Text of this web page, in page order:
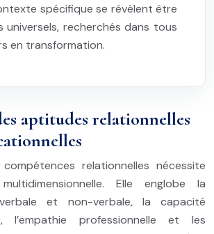
spécifique se révèlent être
recherchés dans tous
en transformation.
aptitudes relationnelles
compétences relationnelles nécessite
Elle englobe la
et non-verbale, la capacité
l’empathie professionnelle et les